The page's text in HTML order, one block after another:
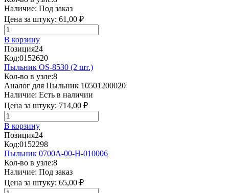
Наличие: Под заказ
Цена за штуку: 61,00 ₽
В корзину
Позиция24
Код:0152620
Пыльник OS-8530 (2 шт.)
Кол-во в узле:8
Аналог для Пыльник 10501200020
Наличие: Есть в наличии
Цена за штуку: 714,00 ₽
В корзину
Позиция24
Код:0152298
Пыльник 0700A-00-H-010006
Кол-во в узле:8
Наличие: Под заказ
Цена за штуку: 65,00 ₽